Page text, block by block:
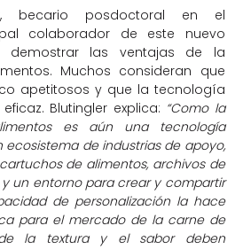
becario posdoctoral en el
colaborador de este nuevo
demostrar las ventajas de la
Muchos consideran que
apetitosos y que la tecnología
Blutingler explica: “Como la
es aún una tecnología
ecosistema de industrias de apoyo,
de alimentos, archivos de
un entorno para crear y compartir
de personalización la hace
para el mercado de la carne de
la textura y el sabor deben